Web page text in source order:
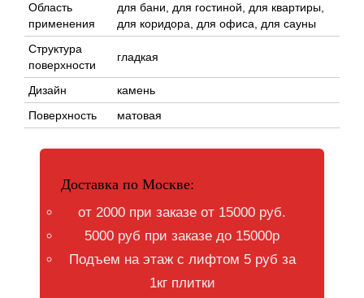
Область
применения
для бани, для гостиной, для квартиры,
для коридора, для офиса, для сауны
Структура
поверхности
гладкая
Дизайн
камень
Поверхность
матовая
Доставка по Москве:
от 2000 при заказе от 15000 руб.
5000 руб при заказе до 15000р
Подъем на этаж с лифтом 5 руб за
1кг плитки